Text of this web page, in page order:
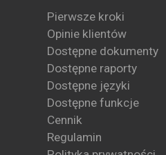
Pierwsze kroki
Opinie klientów
Dostępne dokumenty
Dostępne raporty
Dostępne języki
Dostępne funkcje
Cennik
Regulamin